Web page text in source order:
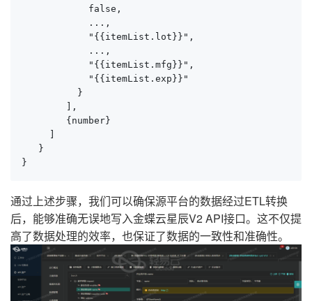
            false,
            ...,
            "{{itemList.lot}}",
            ...,
            "{{itemList.mfg}}",
            "{{itemList.exp}}"
          }
        ],
        {number}
     ]
   }
}
通过上述步骤，我们可以确保源平台的数据经过ETL转换
后，能够准确无误地写入金蝶云星辰V2 API接口。这不仅提
高了数据处理的效率，也保证了数据的一致性和准确性。